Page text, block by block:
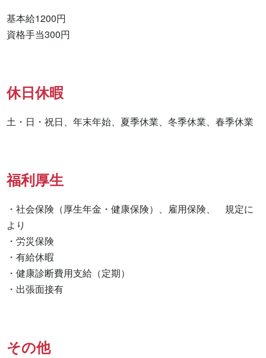
基本給1200円
資格手当300円
休日休暇
土・日・祝日、年末年始、夏季休業、冬季休業、春季休業
福利厚生
・社会保険（厚生年金・健康保険）、雇用保険、　規定に
より
・労災保険
・有給休暇
・健康診断費用支給（定期）
・出張面接有
その他